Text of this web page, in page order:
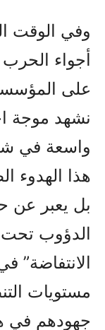
وفي الوقت
أجواء الحرب
على
نشهد موجة
واسعة في
هذا الهدوء
بل يعبر عن
الدؤوب
الانتفاضة”
مستويات
جهودهم في